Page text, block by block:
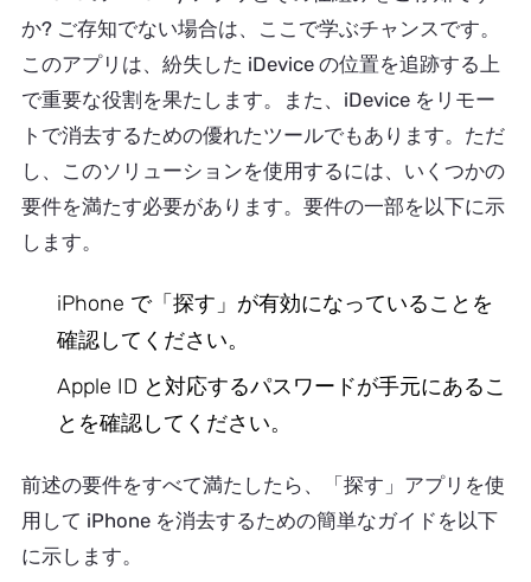
か? ご存知でない場合は、ここで学ぶチャンスです。
このアプリは、紛失した iDevice の位置を追跡する上
で重要な役割を果たします。また、iDevice をリモー
トで消去するための優れたツールでもあります。ただ
し、このソリューションを使用するには、いくつかの
要件を満たす必要があります。要件の一部を以下に示
します。
iPhone で「探す」が有効になっていることを
確認してください。
Apple ID と対応するパスワードが手元にあるこ
とを確認してください。
前述の要件をすべて満たしたら、「探す」アプリを使
用して iPhone を消去するための簡単なガイドを以下
に示します。